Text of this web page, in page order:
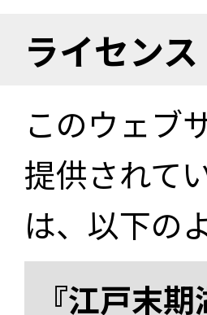
ライセンス
このウェブ
提供されて
は、以下の
『江戸末